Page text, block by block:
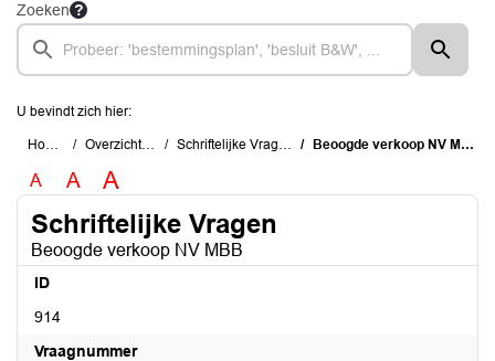
Zoeken
U bevindt zich hier:
Home Overzichten Schriftelijke Vragen Beoogde verkoop NV MBB
A A A
Schriftelijke Vragen
Beoogde verkoop NV MBB
ID
914
Vraagnummer